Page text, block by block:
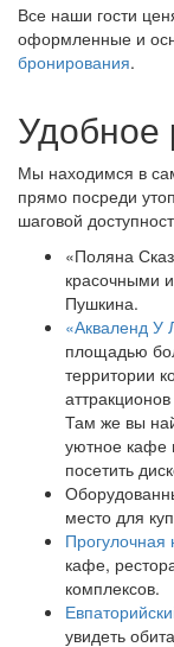
Все наши гости
оформленные и
бронирования.
Удобное
Мы находимся в
прямо посреди
шаговой
«Поляна
красочными
Пушкина.
«Акваленд У
площадью
территории
Там же вы
уютное кафе
посетить
место для
кафе,
комплексов.
увидеть